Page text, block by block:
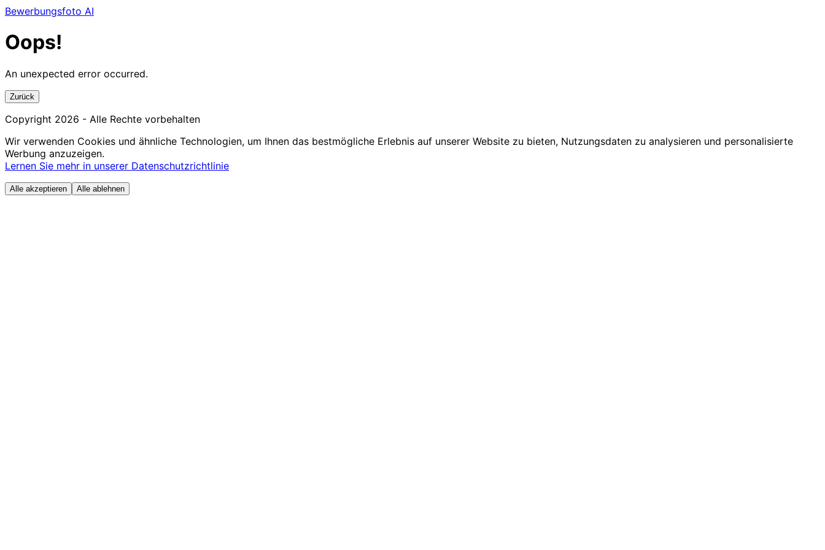
Bewerbungsfoto AI
Oops!
An unexpected error occurred.
Zurück
Copyright 2026 - Alle Rechte vorbehalten
Wir verwenden Cookies und ähnliche Technologien, um Ihnen das bestmögliche Erlebnis auf unserer Website zu bieten, Nutzungsdaten zu analysieren und personalisierte
Werbung anzuzeigen.
Lernen Sie mehr in unserer Datenschutzrichtlinie
Alle akzeptieren Alle ablehnen